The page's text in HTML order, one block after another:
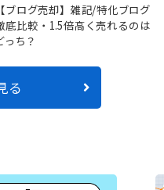
【ブログ売却】雑記/特化ブログ
底比較・1.5倍高く売れるのは
っち？
る